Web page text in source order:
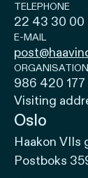
TELEPHONE
22 43 30 00
E-MAIL
986 420 177
Visiting
Oslo
Haakon VIIs
Postboks